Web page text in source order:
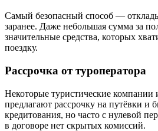
Самый безопасный способ —
заранее. Даже небольшая сумма за
значительные средства, которых
поездку.
Рассрочка от туроператора
Некоторые туристические компании
предлагают рассрочку на путёвки и
кредитования, но часто с нулевой
в договоре нет скрытых комиссий.